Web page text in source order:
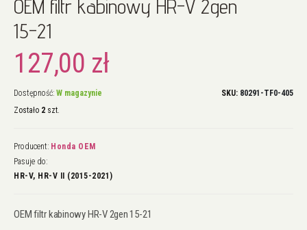
początek
galerii
OEM filtr kabinowy HR-V 2gen
15-21
127,00 zł
Dostępność: W magazynie
Zostało 2 szt.
SKU 80291-TF0-405
Producent: Honda OEM
Pasuje do:
HR-V, HR-V II (2015-2021)
OEM filtr kabinowy HR-V 2gen 15-21